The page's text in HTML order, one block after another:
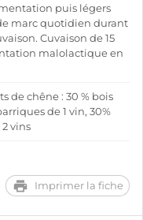
puis légers
marc quotidien durant
Cuvaison de 15
malolactique en
de chêne : 30 % bois
de 1 vin, 30%
vins
Imprimer la fiche